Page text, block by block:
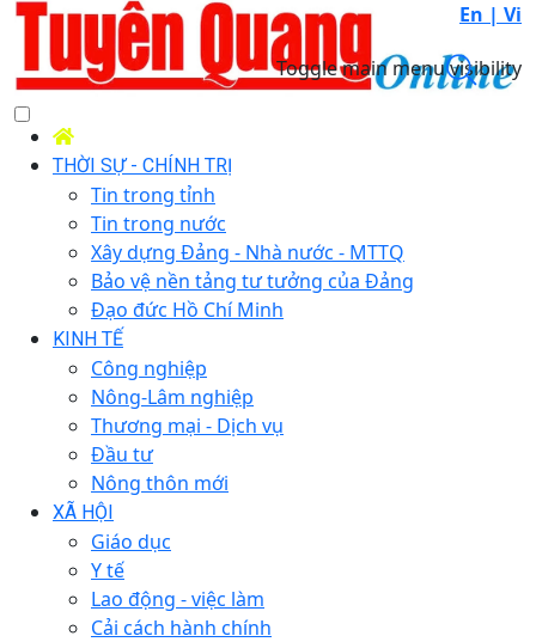
En | Vi
Toggle main menu visibility
THỜI SỰ - CHÍNH TRỊ
Tin trong tỉnh
Tin trong nước
Xây dựng Đảng - Nhà nước - MTTQ
Bảo vệ nền tảng tư tưởng của Đảng
Đạo đức Hồ Chí Minh
KINH TẾ
Công nghiệp
Nông-Lâm nghiệp
Thương mại - Dịch vụ
Đầu tư
Nông thôn mới
XÃ HỘI
Giáo dục
Y tế
Lao động - việc làm
Cải cách hành chính